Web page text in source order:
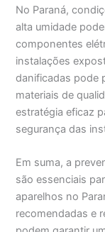
No Paraná,
alta umidade
componentes
instalações
danificadas pode
materiais de
estratégia eficaz
segurança das
Em suma, a
são essenciais
aparelhos no
recomendadas e